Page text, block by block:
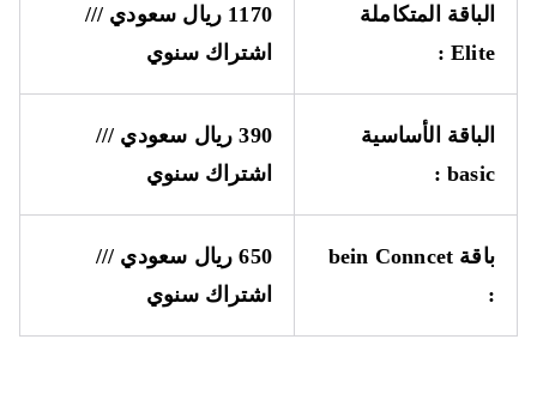
الباقة المتكاملة
Elite
:
1170 ريال سعودي ///
اشتراك سنوي
الباقة الأساسية
basic
:
390 ريال سعودي ///
اشتراك سنوي
باقة bein Conncet
:
650 ريال سعودي ///
اشتراك سنوي